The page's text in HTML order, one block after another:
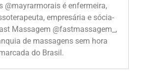
@mayrarmorais é enfermeira,
empresária e sócia-
Massagem @fastmassagem_,
de massagens sem hora
do Brasil.